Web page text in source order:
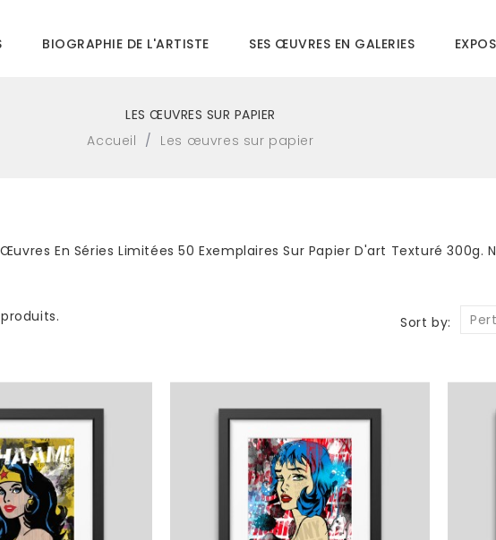
BIOGRAPHIE DE L'ARTISTE SES ŒUVRES EN GALERIES
LES ŒUVRES SUR PAPIER
Accueil
Les œuvres sur papier
En Séries Limitées 50 Exemplaires Sur Papier D'art Texturé 300g.
Sort by: